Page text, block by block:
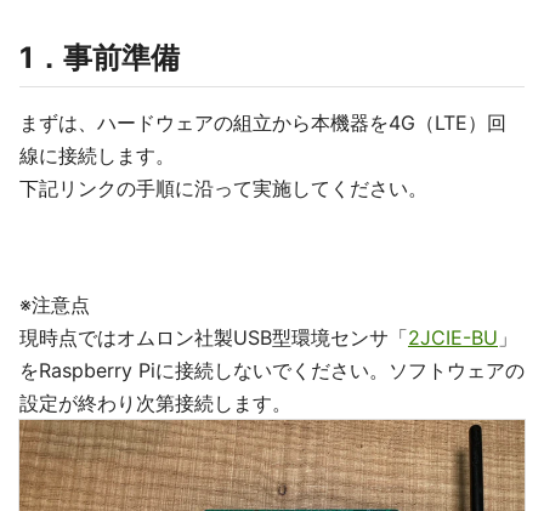
1．事前準備
まずは、ハードウェアの組立から本機器を4G（LTE）回
線に接続します。
下記リンクの手順に沿って実施してください。
※注意点
現時点ではオムロン社製USB型環境センサ「2JCIE-BU 」
をRaspberry Piに接続しないでください。ソフトウェアの
設定が終わり次第接続します。